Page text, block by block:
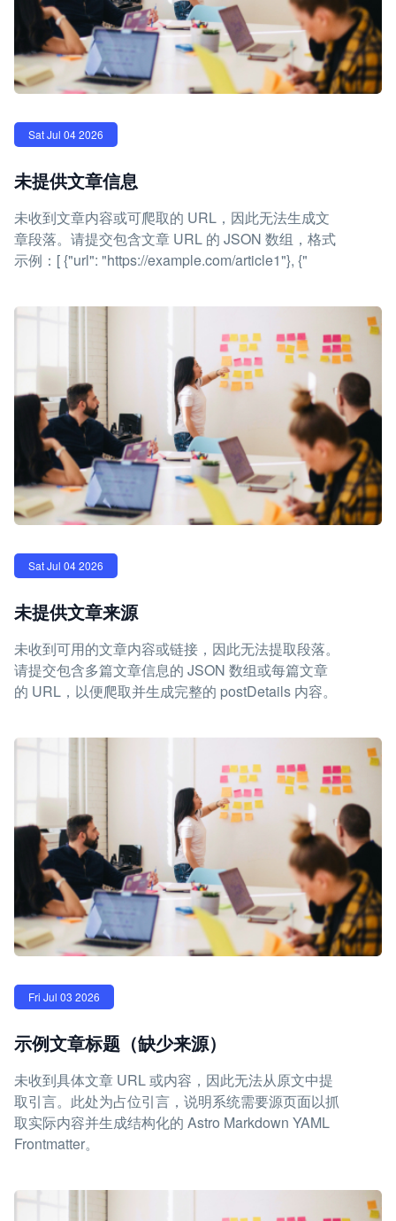
Sat Jul 04 2026
未提供文章信息
未收到文章内容或可爬取的 URL，因此无法生成文
章段落。请提交包含文章 URL 的 JSON 数组，格式
示例：[ {"url": "https://example.com/article1"}, {"
Sat Jul 04 2026
未提供文章来源
未收到可用的文章内容或链接，因此无法提取段落。
请提交包含多篇文章信息的 JSON 数组或每篇文章
的 URL，以便爬取并生成完整的 postDetails 内容。
Fri Jul 03 2026
示例文章标题（缺少来源）
未收到具体文章 URL 或内容，因此无法从原文中提
取引言。此处为占位引言，说明系统需要源页面以抓
取实际内容并生成结构化的 Astro Markdown YAML
Frontmatter。